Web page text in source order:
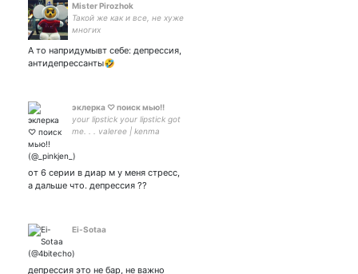
Mister Pirozhok
Такой же как и все, не хуже
многих
А то напридумывт себе: депрессия,
антидепрессанты🤣
эклерка ♡ поиск мью!!
your lipstick your lipstick got
me. . . valeree | kenma
vibes | жду сольник джено
от 6 серии в диар м у меня стресс,
а дальше что. депрессия ??
Ei-Sotaa
депрессия это не бар, не важно